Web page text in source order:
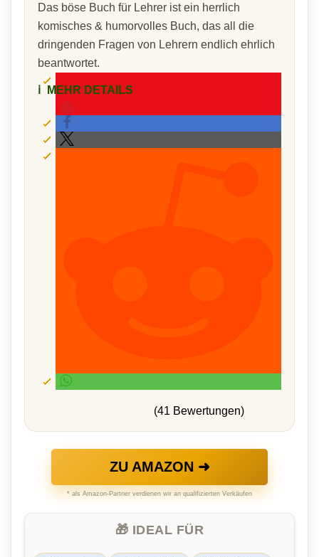
Das böse Buch für Lehrer ist ein herrlich
komisches & humorvolles Buch, das all die
dringenden Fragen von Lehrern endlich ehrlich
beantwortet.
ℹ️ MEHR DETAILS
(41 Bewertungen)
ZU AMAZON ➜
* als Amazon-Partner verdienen wir an qualifizierten Verkäufen
🎁 IDEAL FÜR